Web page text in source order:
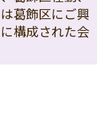
葛飾区にご興
構成された会